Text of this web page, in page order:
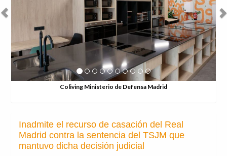
Dieciséis establecimientos ofrecerán
descuentos o menús especiales, con
hamburguesas, costillas, alitas o 'hot dogs'
Chamartín